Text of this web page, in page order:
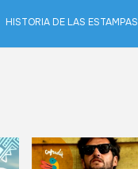
HISTORIA DE LAS ESTAMPAS